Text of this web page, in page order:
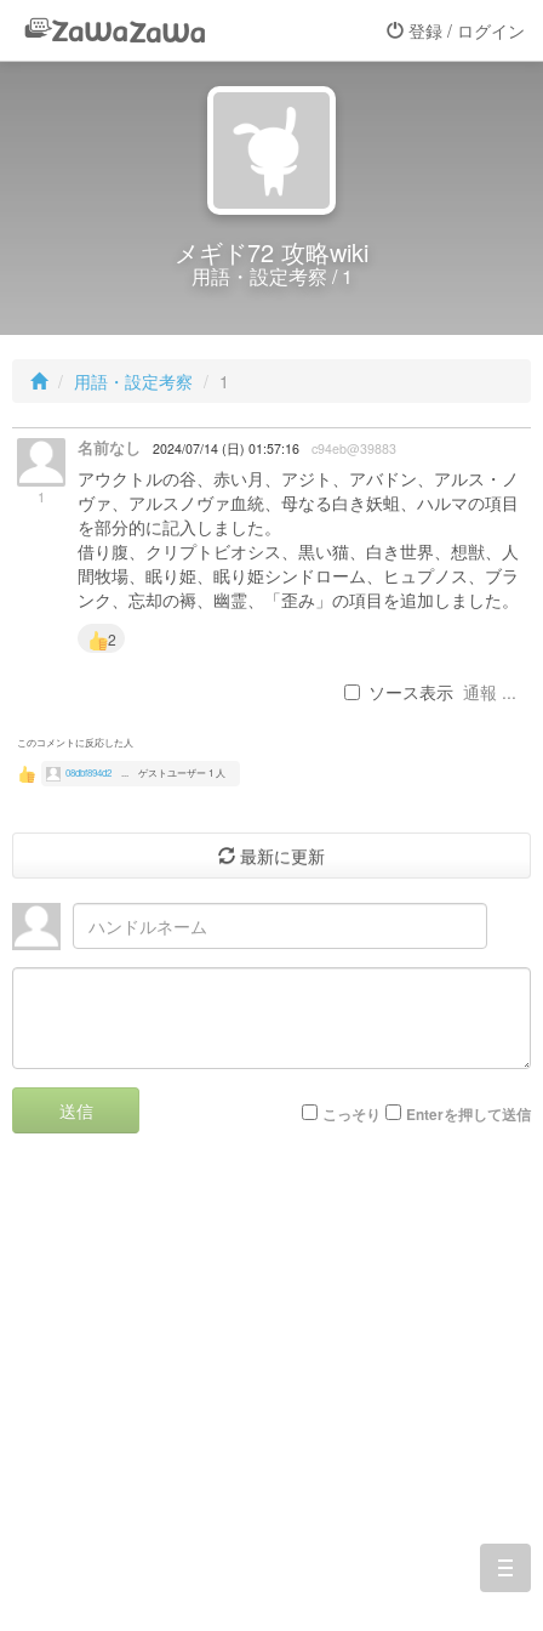
登録 / ログイン
メギド72 攻略wiki
用語・設定考察 / 1
用語・設定考察 1
1
名前なし 2024/07/14 (日) 01:57:16 c94eb@39883
アウクトルの谷、赤い月、アジト、アバドン、アルス・ノ
ヴァ、アルスノヴァ血統、母なる白き妖蛆、ハルマの項目
を部分的に記入しました。
借り腹、クリプトビオシス、黒い猫、白き世界、想獣、人
間牧場、眠り姫、眠り姫シンドローム、ヒュプノス、ブラ
ンク、忘却の褥、幽霊、「歪み」の項目を追加しました。
2
ソース表示 通報 ...
このコメントに反応した人
08dbf894d2 ゲストユーザー 1 人
最新に更新
送信 こっそり Enterを押して送信